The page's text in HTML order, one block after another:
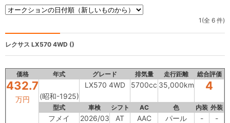
1(全 6 件)
レクサス LX570 4WD ()
価格 年式 グレード 排気量 走行距離 総合評価
432.7
万円 (昭和-1925)
LX570 4WD 5700cc 35,000km 4
型式 車検 シフト AC 色 内装 外装
フメイ 2026/03 AT AAC パール - -